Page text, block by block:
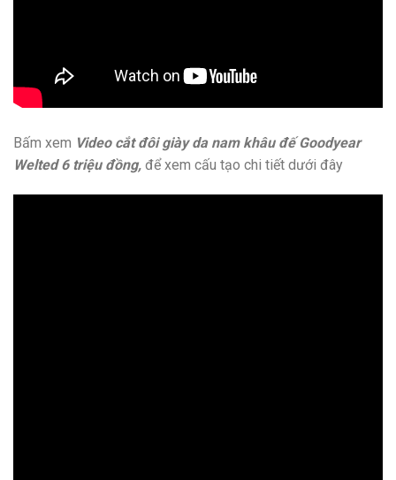
Bấm xem Video cắt đôi giày da nam khâu đế Goodyear
Welted 6 triệu đồng, để xem cấu tạo chi tiết dưới đây